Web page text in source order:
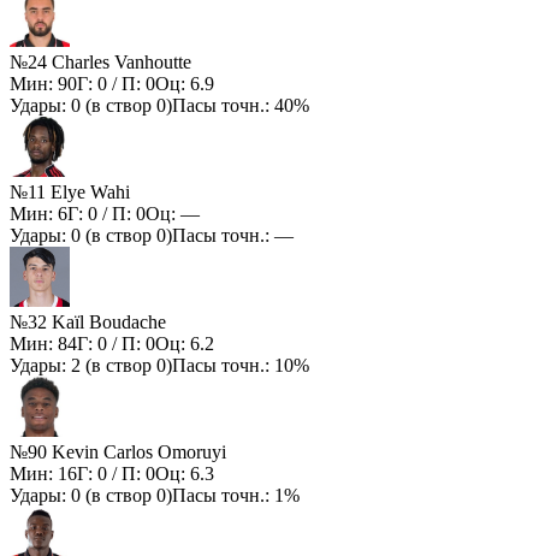
№24 Charles Vanhoutte
Мин: 90Г: 0 / П: 0Оц: 6.9
Удары: 0 (в створ 0)Пасы точн.: 40%
№11 Elye Wahi
Мин: 6Г: 0 / П: 0Оц: —
Удары: 0 (в створ 0)Пасы точн.: —
№32 Kaïl Boudache
Мин: 84Г: 0 / П: 0Оц: 6.2
Удары: 2 (в створ 0)Пасы точн.: 10%
№90 Kevin Carlos Omoruyi
Мин: 16Г: 0 / П: 0Оц: 6.3
Удары: 0 (в створ 0)Пасы точн.: 1%